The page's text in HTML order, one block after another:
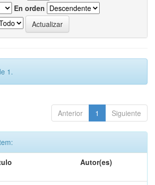
En orden
1.
Anterior 1 Siguiente
Autor(es)